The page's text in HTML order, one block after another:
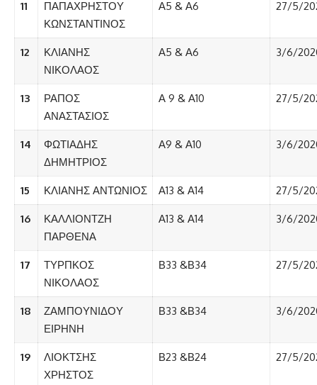
11
ΠΑΠΑΧΡΗΣΤΟΥ
ΚΩΝΣΤΑΝΤΙΝΟΣ
Α5 & Α6 27/5/
12
ΚΛΙΑΝΗΣ
ΝΙΚΟΛΑΟΣ
Α5 & Α6 3/6/
13
ΡΑΠΟΣ
ΑΝΑΣΤΑΣΙΟΣ
Α 9 & Α10 27/5/
14
ΦΩΤΙΑΔΗΣ
ΔΗΜΗΤΡΙΟΣ
Α9 & Α10 3/6/
15 ΚΛΙΑΝΗΣ ΑΝΤΩΝΙΟΣ Α13 & Α14 27/5/
16
ΚΑΛΛΙΟΝΤΖΗ
ΠΑΡΘΕΝΑ
Α13 & Α14 3/6/
17
ΤΥΡΠΚΟΣ
ΝΙΚΟΛΑΟΣ
Β33 &Β34 27/5/
18
ΖΑΜΠΟΥΝΙΔΟΥ
ΕΙΡΗΝΗ
Β33 &Β34 3/6/
19
ΛΙΟΚΤΣΗΣ
ΧΡΗΣΤΟΣ
Β23 &Β24 27/5/